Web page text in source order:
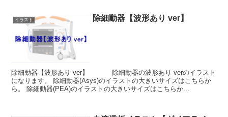
イラスト 除細動器【波形あり ver】
除細動器【波形あり ver】 除細動器の波形あり verのイラスト
になります。 除細動器(Asys)のイラストの大きいサイズはこちらか
ら。 除細動器(PEA)のイラストの大きいサイズはこちらか...